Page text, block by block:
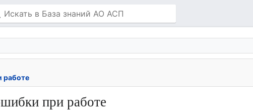
работе
при работе